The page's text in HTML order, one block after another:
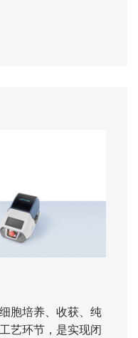
胞培养、收获、纯
艺环节，是实现闭